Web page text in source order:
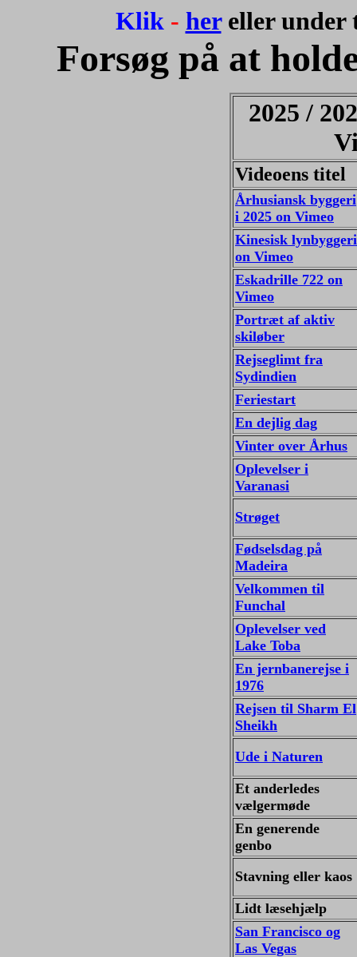
Klik - her eller under
Forsøg på at
2025 /
Videoens titel
Århusiansk byggeri
i 2025 on Vimeo
Kinesisk lynbyggeri
on Vimeo
Eskadrille 722 on
Vimeo
Portræt af aktiv
skiløber
Rejseglimt fra
Sydindien
Feriestart
En dejlig dag
Vinter over Århus
Oplevelser i
Varanasi
Strøget
Fødselsdag på
Madeira
Velkommen til
Funchal
Oplevelser ved
Lake Toba
En jernbanerejse i
1976
Rejsen til Sharm El
Sheikh
Ude i Naturen
Et anderledes
vælgermøde
En generende
genbo
Stavning eller kaos
Lidt læsehjælp
San Francisco og
Las Vegas